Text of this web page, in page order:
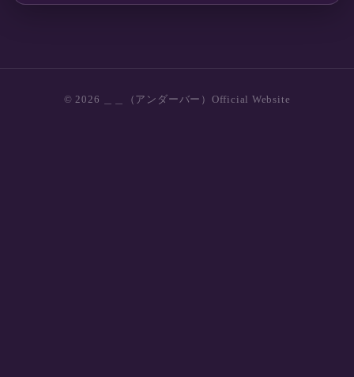
© 2026 ＿＿（アンダーバー）Official Website